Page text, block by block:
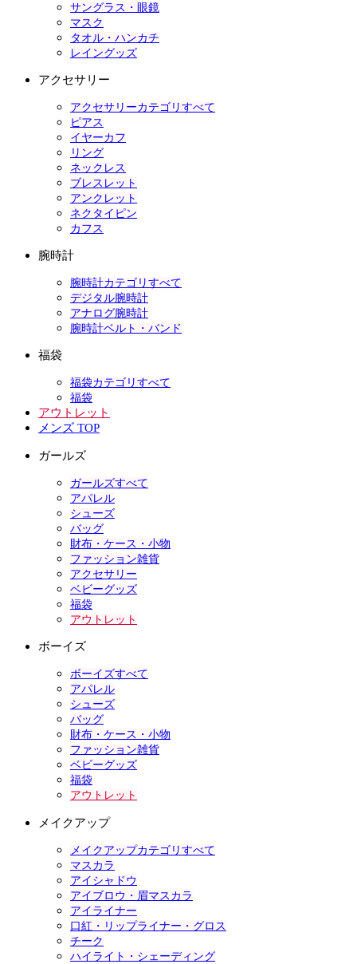
サングラス・眼鏡
マスク
タオル・ハンカチ
レイングッズ
アクセサリー
アクセサリーカテゴリすべて
ピアス
イヤーカフ
リング
ネックレス
ブレスレット
アンクレット
ネクタイピン
カフス
腕時計
腕時計カテゴリすべて
デジタル腕時計
アナログ腕時計
腕時計ベルト・バンド
福袋
福袋カテゴリすべて
福袋
アウトレット
メンズ TOP
ガールズ
ガールズすべて
アパレル
シューズ
バッグ
財布・ケース・小物
ファッション雑貨
アクセサリー
ベビーグッズ
福袋
アウトレット
ボーイズ
ボーイズすべて
アパレル
シューズ
バッグ
財布・ケース・小物
ファッション雑貨
ベビーグッズ
福袋
アウトレット
メイクアップ
メイクアップカテゴリすべて
マスカラ
アイシャドウ
アイブロウ・眉マスカラ
アイライナー
口紅・リップライナー・グロス
チーク
ハイライト・シェーディング